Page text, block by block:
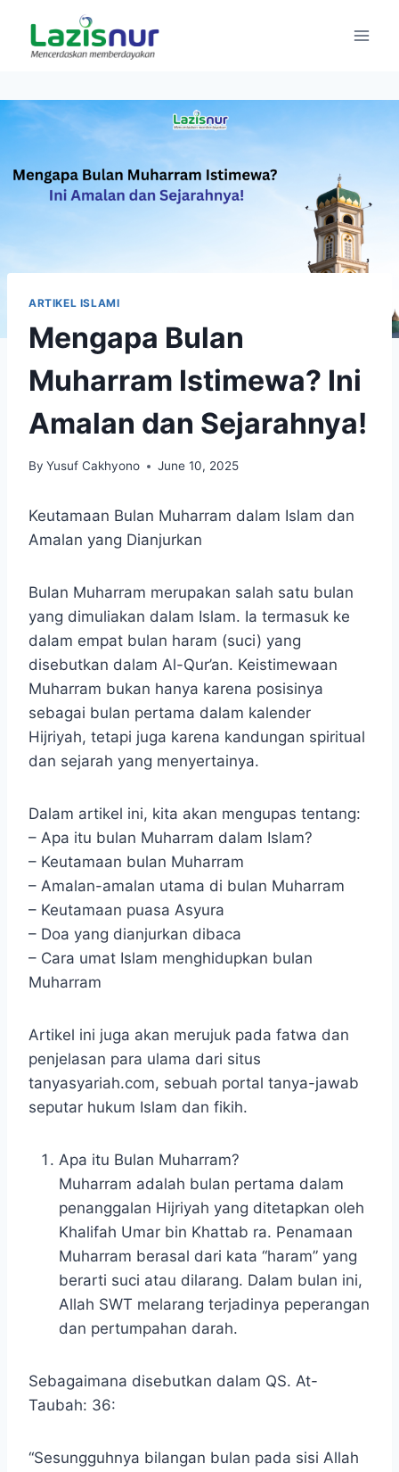
content
ARTIKEL ISLAMI
Mengapa Bulan
Muharram Istimewa? Ini
Amalan dan Sejarahnya!
By Yusuf Cakhyono June 10, 2025
Keutamaan Bulan Muharram dalam Islam dan
Amalan yang Dianjurkan
Bulan Muharram merupakan salah satu bulan
yang dimuliakan dalam Islam. Ia termasuk ke
dalam empat bulan haram (suci) yang
disebutkan dalam Al-Qur’an. Keistimewaan
Muharram bukan hanya karena posisinya
sebagai bulan pertama dalam kalender
Hijriyah, tetapi juga karena kandungan spiritual
dan sejarah yang menyertainya.
Dalam artikel ini, kita akan mengupas tentang:
– Apa itu bulan Muharram dalam Islam?
– Keutamaan bulan Muharram
– Amalan-amalan utama di bulan Muharram
– Keutamaan puasa Asyura
– Doa yang dianjurkan dibaca
– Cara umat Islam menghidupkan bulan
Muharram
Artikel ini juga akan merujuk pada fatwa dan
penjelasan para ulama dari situs
tanyasyariah.com, sebuah portal tanya-jawab
seputar hukum Islam dan fikih.
Apa itu Bulan Muharram?
Muharram adalah bulan pertama dalam
penanggalan Hijriyah yang ditetapkan oleh
Khalifah Umar bin Khattab ra. Penamaan
Muharram berasal dari kata “haram” yang
berarti suci atau dilarang. Dalam bulan ini,
Allah SWT melarang terjadinya peperangan
dan pertumpahan darah.
Sebagaimana disebutkan dalam QS. At-
Taubah: 36:
“Sesungguhnya bilangan bulan pada sisi Allah